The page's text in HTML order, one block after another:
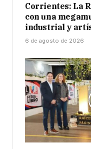
Corrientes: La
con una
industrial y
6 de agosto de 2026